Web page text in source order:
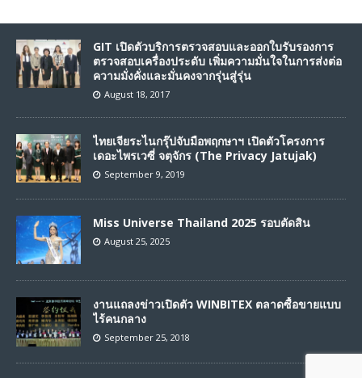
GIT เปิดตัวบริการตรวจสอบและออกใบรับรองการ
ตรวจสอบเครื่องประดับ เพิ่มความมั่นใจในการส่งต่อ
ความมั่งคั่งและมั่นคงจากรุ่นสู่รุ่น
August 18, 2017
ไทยเจียระไนกรุ๊ปจับมือพฤกษาฯ เปิดตัวโครงการ
เดอะไพรเวซี่ จตุจักร (The Privacy Jatujak)
September 9, 2019
Miss Universe Thailand 2025 รอบตัดสิน
August 25, 2025
งานแถลงข่าวเปิดตัว WINBITEX ตลาดซื้อขายแบบ
ไร้คนกลาง
September 25, 2018